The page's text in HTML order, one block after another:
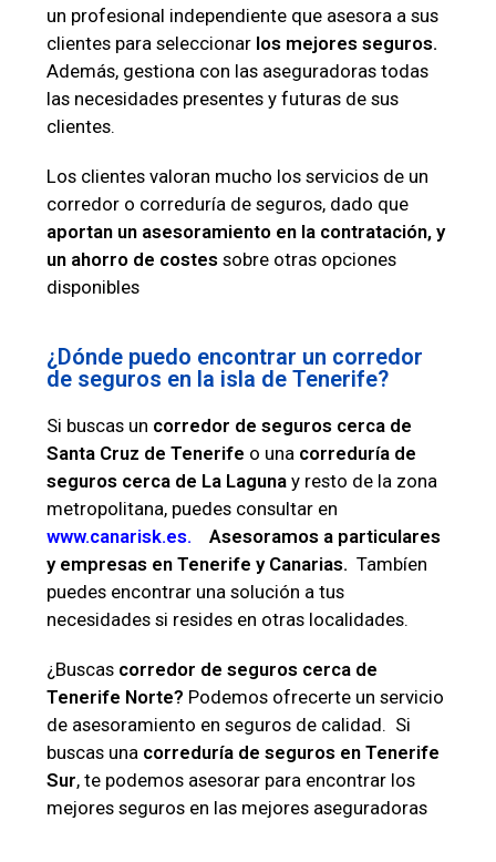
un profesional independiente que asesora a sus
clientes para seleccionar los mejores seguros.
Además, gestiona con las aseguradoras todas
las necesidades presentes y futuras de sus
clientes.
Los clientes valoran mucho los servicios de un
corredor o correduría de seguros, dado que
aportan un asesoramiento en la contratación, y
un ahorro de costes sobre otras opciones
disponibles
¿Dónde puedo encontrar un corredor
de seguros en la isla de Tenerife?
Si buscas un corredor de seguros cerca de
Santa Cruz de Tenerife o una correduría de
seguros cerca de La Laguna y resto de la zona
metropolitana, puedes consultar en
www.canarisk.es.
Asesoramos a particulares
y empresas en Tenerife y Canarias. Tambíen
puedes encontrar una solución a tus
necesidades si resides en otras localidades.
¿Buscas corredor de seguros cerca de
Tenerife Norte? Podemos ofrecerte un servicio
de asesoramiento en seguros de calidad. Si
buscas una correduría de seguros en Tenerife
Sur, te podemos asesorar para encontrar los
mejores seguros en las mejores aseguradoras